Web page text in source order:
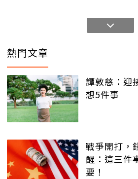
熱門文章
譚敦慈：迎
想5件事
戰爭開打，
醒：這三件
要！